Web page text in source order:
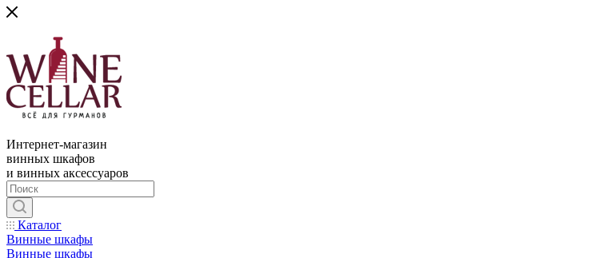
Интернет-магазин
винных шкафов
и винных аксессуаров
Каталог
Винные шкафы
Винные шкафы